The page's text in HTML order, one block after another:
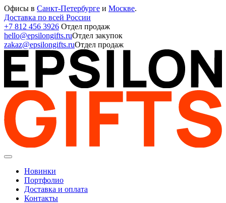
Офисы в Санкт-Петербурге и Москве.
Доставка по всей России
+7 812 456 3926 Отдел продаж
hello@epsilongifts.ruОтдел закупок
zakaz@epsilongifts.ruОтдел продаж
Новинки
Портфолио
Доставка и оплата
Контакты